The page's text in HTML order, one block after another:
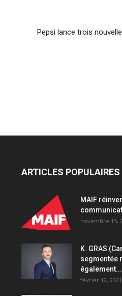
Pepsi lance trois
ARTICLES POPULAIRES
MAIF
novembre 15,
K. GRAS
segmentée
également...
février 12, 2021